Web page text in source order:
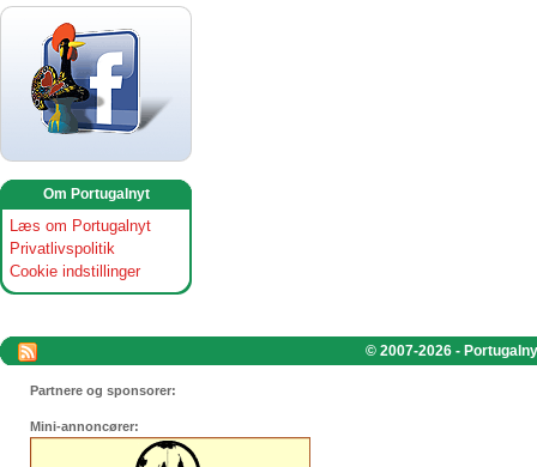
Om Portugalnyt
Læs om Portugalnyt
Privatlivspolitik
Cookie indstillinger
© 2007-2026 -
Partnere og sponsorer:
Mini-annoncører: